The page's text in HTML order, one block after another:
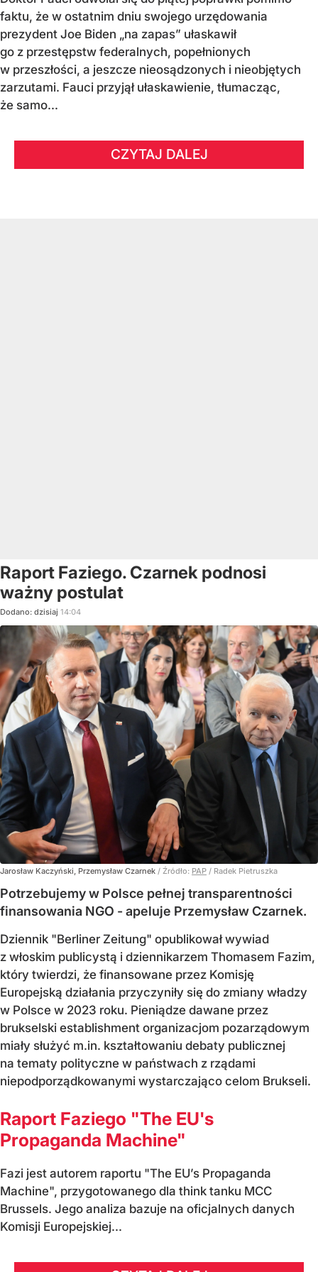
faktu, że w ostatnim dniu swojego urzędowania
prezydent Joe Biden „na zapas” ułaskawił
go z przestępstw federalnych, popełnionych
w przeszłości, a jeszcze nieosądzonych i nieobjętych
zarzutami. Fauci przyjął ułaskawienie, tłumacząc,
że samo...
CZYTAJ DALEJ
Raport Faziego. Czarnek podnosi
ważny postulat
Dodano: dzisiaj 14:04
Jarosław Kaczyński, Przemysław Czarnek / Źródło: PAP / Radek Pietruszka
Potrzebujemy w Polsce pełnej transparentności
finansowania NGO - apeluje Przemysław Czarnek.
Dziennik "Berliner Zeitung" opublikował wywiad
z włoskim publicystą i dziennikarzem Thomasem Fazim,
który twierdzi, że finansowane przez Komisję
Europejską działania przyczyniły się do zmiany władzy
w Polsce w 2023 roku. Pieniądze dawane przez
brukselski establishment organizacjom pozarządowym
miały służyć m.in. kształtowaniu debaty publicznej
na tematy polityczne w państwach z rządami
niepodporządkowanymi wystarczająco celom Brukseli.
Raport Faziego "The EU's
Propaganda Machine"
Fazi jest autorem raportu "The EU’s Propaganda
Machine", przygotowanego dla think tanku MCC
Brussels. Jego analiza bazuje na oficjalnych danych
Komisji Europejskiej...